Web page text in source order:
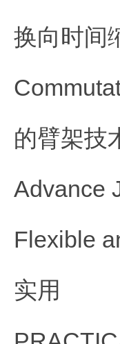
换向时间
的臂架技
Advance
Flexible
实用